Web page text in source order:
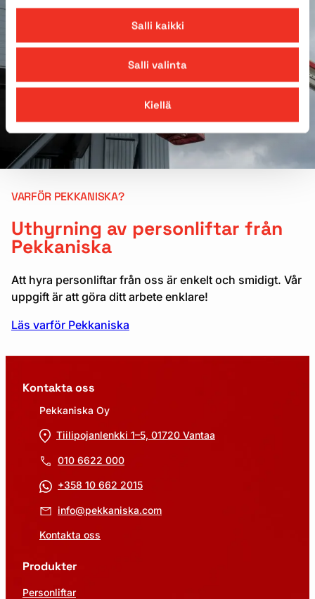
Salli kaikki
Salli valinta
Kiellä
VARFÖR PEKKANISKA?
Uthyrning av personliftar från
Pekkaniska
Att hyra personliftar från oss är enkelt och smidigt. Vår
uppgift är att göra ditt arbete enklare!
Läs varför Pekkaniska
Kontakta oss
Pekkaniska Oy
Tiilipojanlenkki 1–5, 01720 Vantaa
010 6622 000
+358 10 662 2015
info@pekkaniska.com
Kontakta oss
Produkter
Personliftar